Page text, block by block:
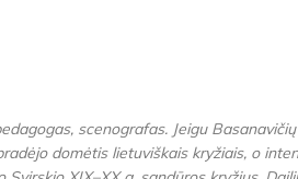
scenografas. Jeigu
domėtis lietuviškais kryžiais, o